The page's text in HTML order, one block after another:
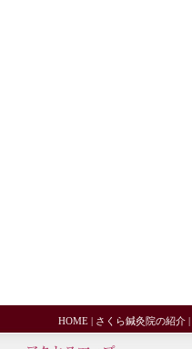
HOME| さくら鍼灸院の紹介|